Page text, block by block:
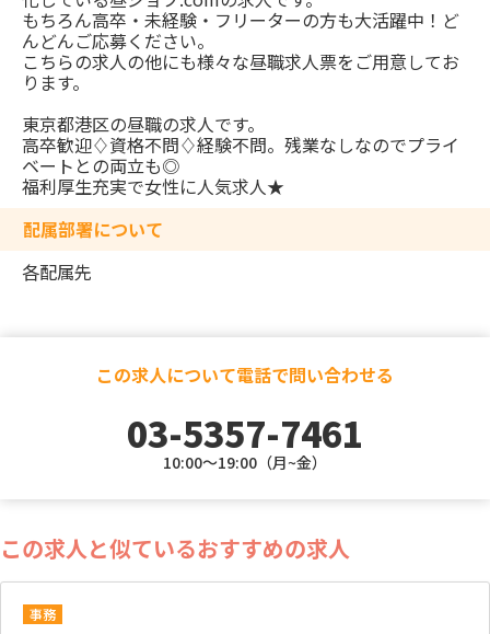
もちろん高卒・未経験・フリーターの方も大活躍中！ど
んどんご応募ください。
こちらの求人の他にも様々な昼職求人票をご用意してお
ります。
東京都港区の昼職の求人です。
高卒歓迎♢資格不問♢経験不問。残業なしなのでプライ
ベートとの両立も◎
福利厚生充実で女性に人気求人★
配属部署について
各配属先
この求人について電話で問い合わせる
03-5357-7461
10:00～19:00（月~金）
この求人と似ているおすすめの求人
事務